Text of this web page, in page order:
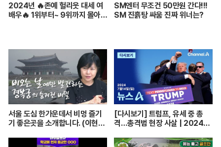
2024년 🔥존예 헐리웃 대세 여
배우🔥 1위부터~ 9위까지 몰아보
SM엔터 무조건 50만원 간다!!!
SM 진흙탕 싸움 진짜 위너는?
서울 도심 한가운데서 비멍 즐기
기 좋은곳을 소개합니다. (이현주
길] 240705(금)
[다시보기] 트럼프, 유세 중 총
격…총격범 현장 사살 | 2024년